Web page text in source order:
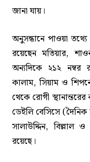
জানা যায়।
অনুসন্ধানে পাওয়া
রয়েছেন মতিয়ার,
অন্যদিকে ২১২ নম্বর
কালাম, সিয়াম ও
থেকে রোগী
ডেইলি বেসিসে (দৈনিক
সালাউদ্দিন,
রয়েছে।